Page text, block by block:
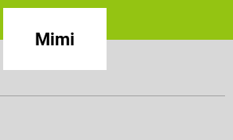
Mimi